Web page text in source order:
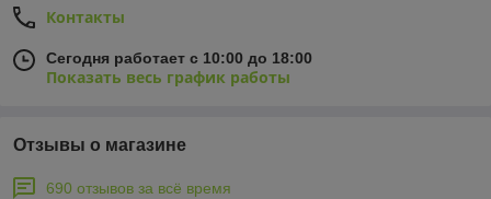
Контакты
Сегодня работает с 10:00 до 18:00
Показать весь график работы
Отзывы о магазине
690 отзывов за всё время